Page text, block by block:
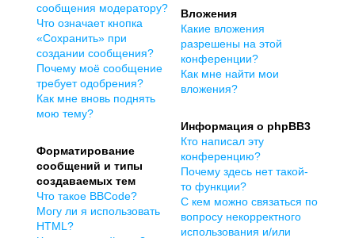
сообщения модератору?
Что означает кнопка
«Сохранить» при
создании сообщения?
Почему моё сообщение
требует одобрения?
Как мне вновь поднять
мою тему?
Форматирование
сообщений и типы
создаваемых тем
Что такое BBCode?
Могу ли я использовать
HTML?
Вложения
Какие вложения
разрешены на этой
конференции?
Как мне найти мои
вложения?
Информация о phpBB3
Кто написал эту
конференцию?
Почему здесь нет такой-
то функции?
С кем можно связаться по
вопросу некорректного
использования и/или